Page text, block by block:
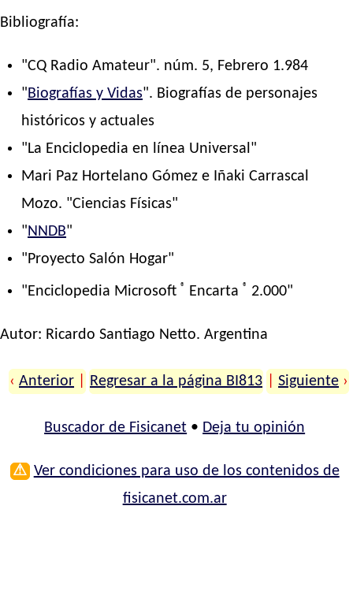
Bibliografía:
"CQ Radio Amateur". núm. 5, Febrero 1.984
"Biografías y Vidas". Biografías de personajes
históricos y actuales
"La Enciclopedia en línea Universal"
Mari Paz Hortelano Gómez e Iñaki Carrascal
Mozo. "Ciencias Físicas"
"NNDB"
"Proyecto Salón Hogar"
"Enciclopedia Microsoft ® Encarta ® 2.000"
Autor: Ricardo Santiago Netto. Argentina
‹ Anterior Regresar a la página BI813 Siguiente ›
Buscador de Fisicanet • Deja tu opinión
⚠ Ver condiciones para uso de los contenidos de
fisicanet.com.ar